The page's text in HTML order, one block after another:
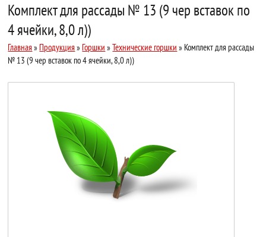
Комплект для рассады № 13 (9 чер вставок по
4 ячейки, 8,0 л))
Главная » Продукция » Горшки »Технические горшки » Комплект для рассады
№ 13 (9 чер вставок по 4 ячейки, 8,0 л))